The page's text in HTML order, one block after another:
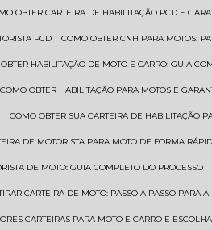
OBTER CARTEIRA DE HABILITAÇÃO PCD E
PCD COMO OBTER CNH PARA MOTOS:
OBTER HABILITAÇÃO DE MOTO E CARRO: GUIA
COMO OBTER HABILITAÇÃO PARA MOTOS E
COMO OBTER SUA CARTEIRA DE HABILITAÇÃO
DE MOTORISTA PARA MOTO DE FORMA
DE MOTO: GUIA COMPLETO DO PROCESSO
TIRAR CARTEIRA DE MOTO: PASSO A PASSO PARA
CARTEIRAS PARA MOTO E CARRO E